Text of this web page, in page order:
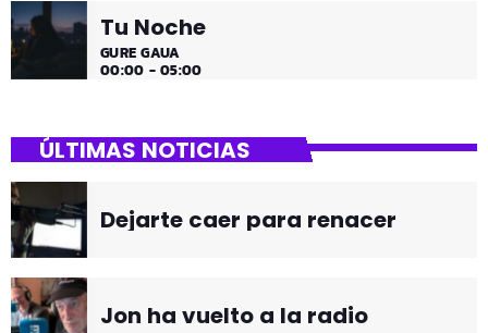
Tu Noche
GURE GAUA
00:00 - 05:00
ÚLTIMAS NOTICIAS
Dejarte caer para renacer
Jon ha vuelto a la radio